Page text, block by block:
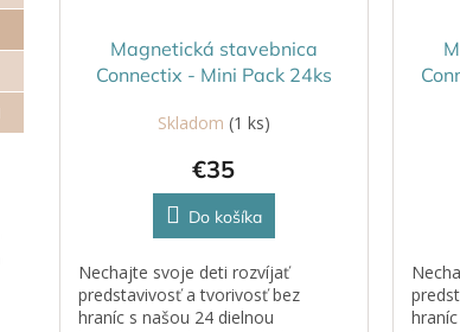
Magnetická stavebnica
Connectix - Mini Pack 24ks
Skladom (1 ks)
€35
Do košíka
Nechajte svoje deti rozvíjať
predstavivosť a tvorivosť bez
hraníc s našou 24 dielnou